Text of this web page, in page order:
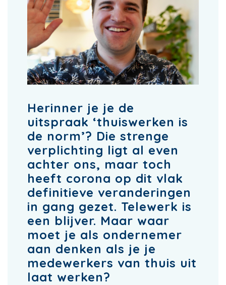
Herinner je je de
uitspraak ‘thuiswerken is
de norm’? Die strenge
verplichting ligt al even
achter ons, maar toch
heeft corona op dit vlak
definitieve veranderingen
in gang gezet. Telewerk is
een blijver. Maar waar
moet je als ondernemer
aan denken als je je
medewerkers van thuis uit
laat werken?